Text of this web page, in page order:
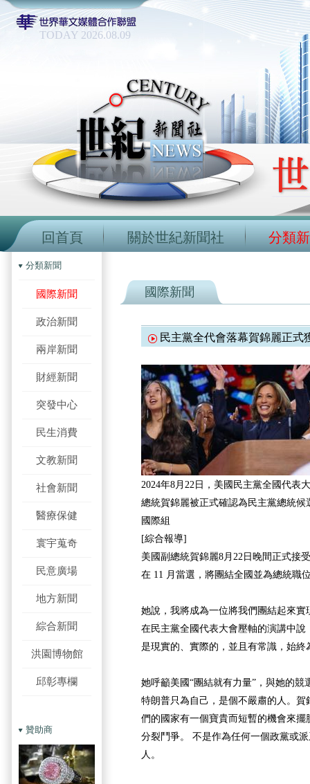
TODAY 2026.08.09
回首頁 關於世紀新聞社 分類
分類新聞
國際新聞
政治新聞
兩岸新聞
財經新聞
突發中心
民生消費
文教新聞
社會新聞
醫療保健
寰宇蒐奇
民意廣場
地方新聞
綜合新聞
洪園博物館
邱彰專欄
贊助商
國際新聞
民主黨全代會落幕賀錦麗正式
2024年8月22日，美國民主黨全國代表
總統賀錦麗被正式確認為民主黨總統候
國際組
[綜合報導]
美國副總統賀錦麗8月22日晚間正式接
在 11 月當選，將團結全國並為總統職
她說，我將成為一位將我們團結起來
在民主黨全國代表大會壓軸的演講中
是現實的、實際的，並且有常識，始終
她呼籲美國“團結就有力量”，與她的競
特朗普只為自己，是個不嚴肅的人。
們的國家有一個寶貴而短暫的機會來
分裂鬥爭。 不是作為任何一個政黨或
人。